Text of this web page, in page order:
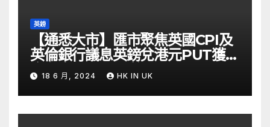
英鎊
【通悉大市】匯市聚焦英國CPI及
英倫銀行議息英鎊兌港元PUT獲資
金留意 – Now 財經
18 6 月, 2024 HK IN UK